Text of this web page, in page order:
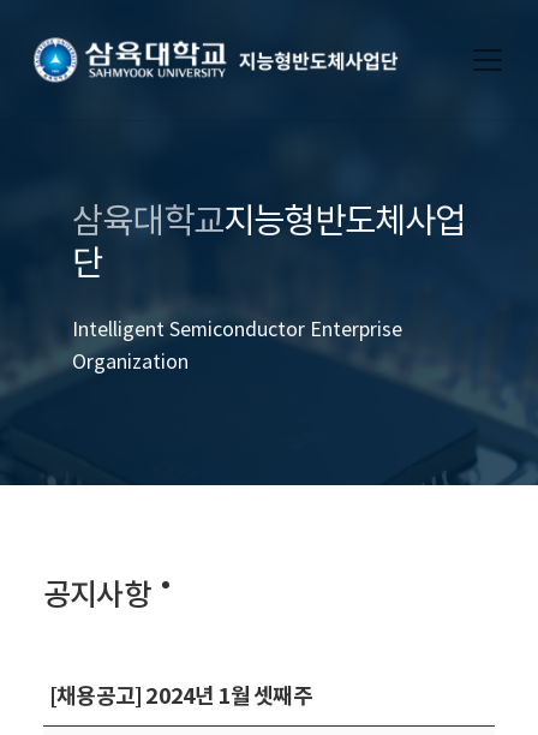
삼육대학교지능형반도체사업
단
Intelligent Semiconductor Enterprise
Organization
공지사항
[채용공고] 2024년 1월 셋째주